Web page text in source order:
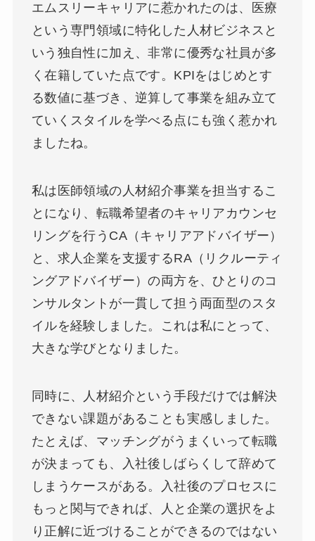
エムスリーキャリアに惹かれたのは、医療
という専門領域に特化した人材ビジネスと
いう独自性に加え、非常に優秀な社員が多
く在籍していた点です。KPIをはじめとす
る数値に基づき、逆算して事業を組み立て
ていくスタイルを学べる点にも強く惹かれ
ましたね。
私は医師領域の人材紹介事業を担当するこ
とになり、転職希望者のキャリアカウンセ
リングを行うCA（キャリアアドバイザー）
と、求人企業を支援するRA（リクルーティ
ングアドバイザー）の両方を、ひとりのコ
ンサルタントが一貫して担う両面型のスタ
イルを経験しました。これは私にとって、
大きな学びとなりました。
同時に、人材紹介という手段だけでは解決
できない課題があることも実感しました。
たとえば、マッチングがうまくいって転職
が決まっても、入社後しばらくして辞めて
しまうケースがある。入社後のプロセスに
もっと関与できれば、人と企業の選択をよ
り正解に近づけることができるのではない